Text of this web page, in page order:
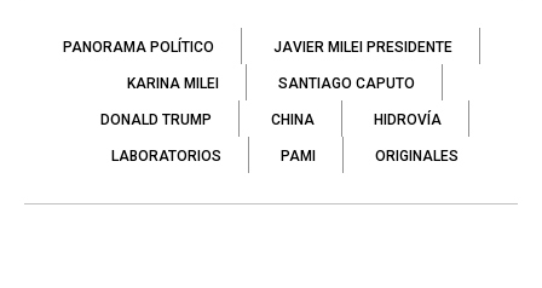
PANORAMA POLÍTICO JAVIER MILEI PRESIDENTE
KARINA MILEI SANTIAGO CAPUTO
DONALD TRUMP CHINA HIDROVÍA
LABORATORIOS PAMI ORIGINALES